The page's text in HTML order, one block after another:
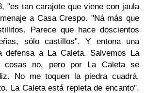
"es tan carajote que viene con jaula
a Casa Crespo. "Ná más que
Parece que hace doscientos
sólo castillos". Y entona una
defensa a La Caleta. Salvemos La
cosas no, pero por La Caleta se
No me toquen la piedra cuadrá.
La Caleta está repleta de encanto",